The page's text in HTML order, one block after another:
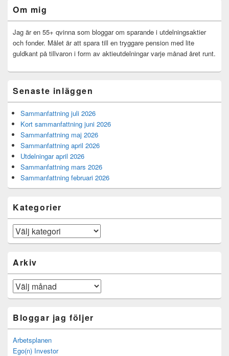
sidofältet
Widget
område
Om mig
Jag är en 55+ qvinna som bloggar om sparande i utdelningsaktier
och fonder. Målet är att spara till en tryggare pension med lite
guldkant på tillvaron i form av aktieutdelningar varje månad året runt.
Senaste inläggen
Sammanfattning juli 2026
Kort sammanfattning juni 2026
Sammanfattning maj 2026
Sammanfattning april 2026
Utdelningar april 2026
Sammanfattning mars 2026
Sammanfattning februari 2026
Kategorier
Kategorier
Arkiv
Arkiv
Bloggar jag följer
Arbetsplanen
Ego(n) Investor